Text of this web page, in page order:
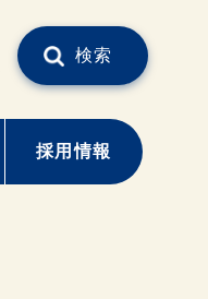
検索
採用情報